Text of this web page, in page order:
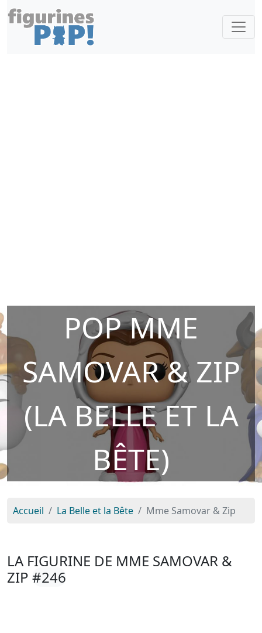
POP MME
SAMOVAR & ZIP
(LA BELLE ET LA
BÊTE)
Accueil La Belle et la Bête Mme Samovar & Zip
LA FIGURINE DE MME SAMOVAR &
ZIP #246